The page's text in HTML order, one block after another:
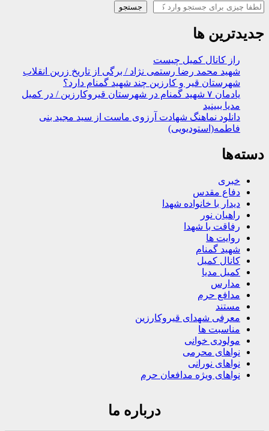
جستجو
جستجو
جدیدترین ها
راز کانال کمیل چیست
شهید محمد رضا رستمی نژاد / برگی از تاریخ زرین انقلاب
شهرستان قیر و کارزین چند شهید گمنام دارد؟
یادمان ۷ شهید گمنام در شهرستان قیروکارزین / در کمیل
مدیا ببینید
دانلود نماهنگ شهادت آرزوی ماست از سید مجید بنی
فاطمه(استودیویی)
دسته‌ها
خبری
دفاع مقدس
دیدار با خانواده شهدا
راهیان نور
رفاقت با شهدا
روایت ها
شهید گمنام
کانال کمیل
کمیل مدیا
مدارس
مدافع حرم
مستند
معرفی شهدای قیروکارزین
مناسبت ها
مولودی خوانی
نواهای محرمی
نواهای نورانی
نواهای ویژه مدافعان حرم
درباره ما